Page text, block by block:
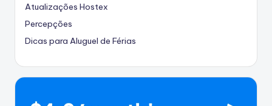
Atualizações Hostex
Percepções
Dicas para Aluguel de Férias